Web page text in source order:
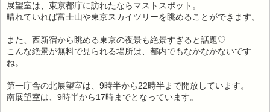
展望室は、東京都庁に訪れたならマストスポット。
晴れていれば富士山や東京スカイツリーを眺めることができます。
また、西新宿から眺める東京の夜景も絶景すぎると話題♡
こんな絶景が無料で見られる場所は、都内でもなかなかないです
ね。
第一庁舎の北展望室は、9時半から22時半まで開放しています。
南展望室は、9時半から17時までとなっています。